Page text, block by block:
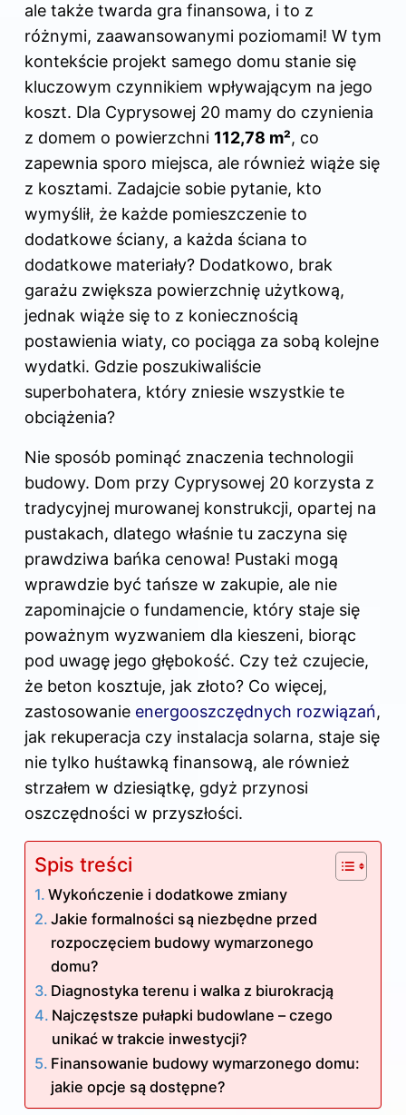
ale także twarda gra finansowa, i to z
różnymi, zaawansowanymi poziomami! W tym
kontekście projekt samego domu stanie się
kluczowym czynnikiem wpływającym na jego
koszt. Dla Cyprysowej 20 mamy do czynienia
z domem o powierzchni 112,78 m², co
zapewnia sporo miejsca, ale również wiąże się
z kosztami. Zadajcie sobie pytanie, kto
wymyślił, że każde pomieszczenie to
dodatkowe ściany, a każda ściana to
dodatkowe materiały? Dodatkowo, brak
garażu zwiększa powierzchnię użytkową,
jednak wiąże się to z koniecznością
postawienia wiaty, co pociąga za sobą kolejne
wydatki. Gdzie poszukiwaliście
superbohatera, który zniesie wszystkie te
obciążenia?
Nie sposób pominąć znaczenia technologii
budowy. Dom przy Cyprysowej 20 korzysta z
tradycyjnej murowanej konstrukcji, opartej na
pustakach, dlatego właśnie tu zaczyna się
prawdziwa bańka cenowa! Pustaki mogą
wprawdzie być tańsze w zakupie, ale nie
zapominajcie o fundamencie, który staje się
poważnym wyzwaniem dla kieszeni, biorąc
pod uwagę jego głębokość. Czy też czujecie,
że beton kosztuje, jak złoto? Co więcej,
zastosowanie energooszczędnych rozwiązań,
jak rekuperacja czy instalacja solarna, staje się
nie tylko huśtawką finansową, ale również
strzałem w dziesiątkę, gdyż przynosi
oszczędności w przyszłości.
Spis treści
Wykończenie i dodatkowe zmiany
Jakie formalności są niezbędne przed
rozpoczęciem budowy wymarzonego
domu?
Diagnostyka terenu i walka z biurokracją
Najczęstsze pułapki budowlane – czego
unikać w trakcie inwestycji?
Finansowanie budowy wymarzonego domu:
jakie opcje są dostępne?